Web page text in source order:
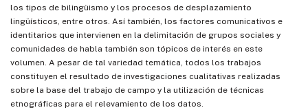
los tipos de bilingüismo y los procesos de desplazamiento
lingüísticos, entre otros. Así también, los factores comunicativos e
identitarios que intervienen en la delimitación de grupos sociales y
comunidades de habla también son tópicos de interés en este
volumen. A pesar de tal variedad temática, todos los trabajos
constituyen el resultado de investigaciones cualitativas realizadas
sobre la base del trabajo de campo y la utilización de técnicas
etnográficas para el relevamiento de los datos.